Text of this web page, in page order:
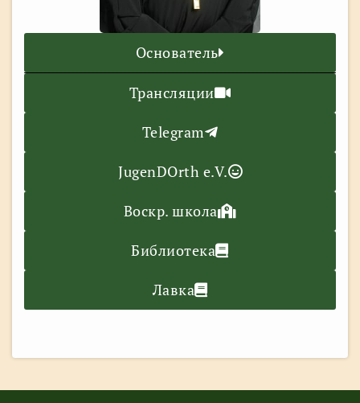
Основатель
Трансляции
Telegram
JugenDOrth e.V.
Воскр. школа
Библиотека
Лавка